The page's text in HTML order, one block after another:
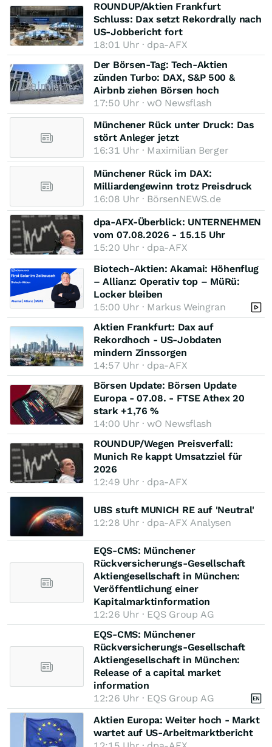
ROUNDUP/Aktien Frankfurt
Schluss: Dax setzt Rekordrally nach
US-Jobbericht fort
18:01 Uhr · dpa-AFX
Der Börsen-Tag: Tech-Aktien
zünden Turbo: DAX, S&P 500 &
Airbnb ziehen Börsen hoch
17:50 Uhr · wO Newsflash
Münchener Rück unter Druck: Das
stört Anleger jetzt
16:31 Uhr · Maximilian Berger
Münchener Rück im DAX:
Milliardengewinn trotz Preisdruck
16:08 Uhr · BörsenNEWS.de
dpa-AFX-Überblick: UNTERNEHMEN
vom 07.08.2026 - 15.15 Uhr
15:20 Uhr · dpa-AFX
Biotech-Aktien: Akamai: Höhenflug
– Allianz: Operativ top – MüRü:
Locker bleiben
15:00 Uhr · Markus Weingran
Aktien Frankfurt: Dax auf
Rekordhoch - US-Jobdaten
mindern Zinssorgen
14:57 Uhr · dpa-AFX
Börsen Update: Börsen Update
Europa - 07.08. - FTSE Athex 20
stark +1,76 %
14:00 Uhr · wO Newsflash
ROUNDUP/Wegen Preisverfall:
Munich Re kappt Umsatzziel für
2026
12:49 Uhr · dpa-AFX
UBS stuft MUNICH RE auf 'Neutral'
12:28 Uhr · dpa-AFX Analysen
EQS-CMS: Münchener
Rückversicherungs-Gesellschaft
Aktiengesellschaft in München:
Veröffentlichung einer
Kapitalmarktinformation
12:26 Uhr · EQS Group AG
EQS-CMS: Münchener
Rückversicherungs-Gesellschaft
Aktiengesellschaft in München:
Release of a capital market
information
12:26 Uhr · EQS Group AG
Aktien Europa: Weiter hoch - Markt
wartet auf US-Arbeitmarktbericht